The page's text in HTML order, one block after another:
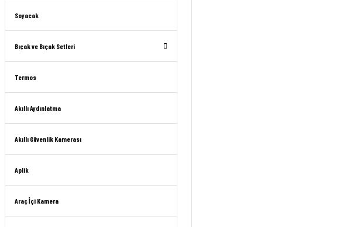
Soyacak
Bıçak ve Bıçak Setleri
Termos
Akıllı Aydınlatma
Akıllı Güvenlik Kamerası
Aplik
Araç İçi Kamera